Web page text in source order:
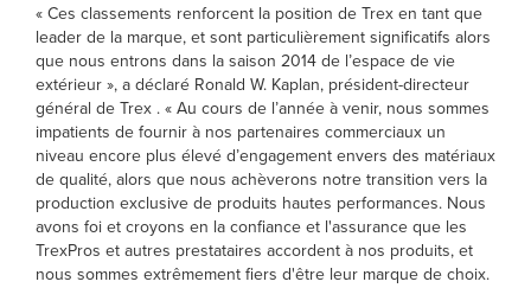
« Ces classements renforcent la position de Trex en tant que
leader de la marque, et sont particulièrement significatifs alors
que nous entrons dans la saison 2014 de l’espace de vie
extérieur », a déclaré Ronald W. Kaplan, président-directeur
général de Trex . « Au cours de l’année à venir, nous sommes
impatients de fournir à nos partenaires commerciaux un
niveau encore plus élevé d’engagement envers des matériaux
de qualité, alors que nous achèverons notre transition vers la
production exclusive de produits hautes performances. Nous
avons foi et croyons en la confiance et l'assurance que les
TrexPros et autres prestataires accordent à nos produits, et
nous sommes extrêmement fiers d'être leur marque de choix.